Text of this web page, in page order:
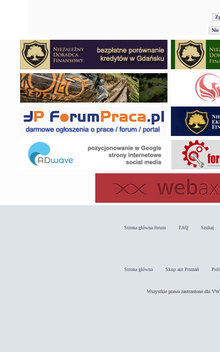
Strona główna forum FAQ Szukaj
Strona główna Skup aut Poznań
Wszystkie prawa zastrzeżone dla